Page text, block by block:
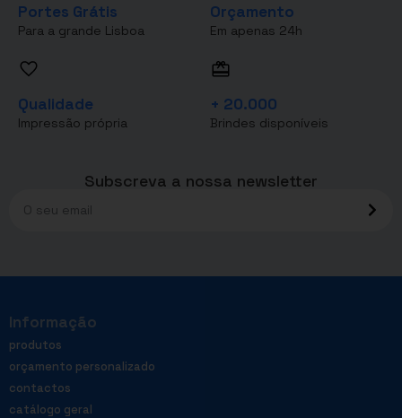
Portes Grátis
Para a grande Lisboa
Orçamento
Em apenas 24h
Qualidade
Impressão própria
+ 20.000
Brindes disponíveis
Subscreva a nossa newsletter
Informação
produtos
orçamento personalizado
contactos
catálogo geral